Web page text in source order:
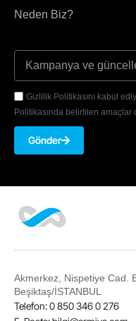
Neden Biz?
Gizlilik Politikasını kabul
Politikasında belirtilen
Gönder
Akmerkez, Nispetiye Cad.
Beşiktaş/İSTANBUL
Telefon: 0 850 346 0 276